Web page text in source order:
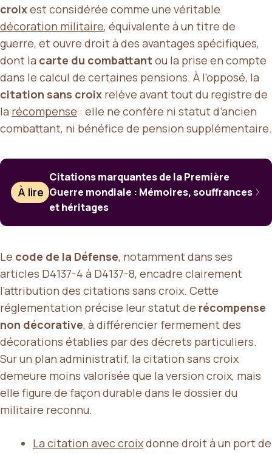
croixest considérée comme une véritable
décoration militaire, équivalente à un titre de
guerre, et ouvre droit à des avantages spécifiques,
dont la carte du combattant ou la prise en compte
dans le calcul de certaines pensions. À l’opposé, la
citation sans croix relève avant tout du registre de
la récompense : elle ne confère ni statut d’ancien
combattant, ni bénéfice de pension supplémentaire.
À lire
Citations marquantes de la Première
Guerre mondiale : Mémoires, souffrances
et héritages
Le code de la Défense, notamment dans ses
articles D4137-4 à D4137-8, encadre clairement
l’attribution des citations sans croix. Cette
réglementation précise leur statut de récompense
non décorative, à différencier fermement des
décorations établies par des décrets particuliers.
Sur un plan administratif, la citation sans croix
demeure moins valorisée que la version croix, mais
elle figure de façon durable dans le dossier du
militaire reconnu.
La citation avec croixdonne droit à un port de